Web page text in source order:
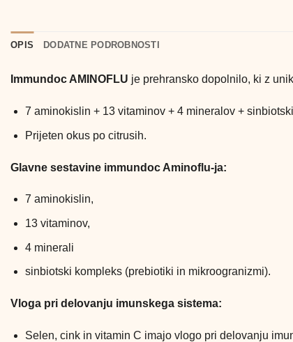
OPIS DODATNE PODROBNOSTI
Immundoc AMINOFLU je prehransko dopolnilo, ki z
7 aminokislin + 13 vitaminov + 4 mineralov +
Prijeten okus po citrusih.
Glavne sestavine immundoc Aminoflu-ja:
7 aminokislin,
13 vitaminov,
4 minerali
sinbiotski kompleks (prebiotiki in mikroogranizmi).
Vloga pri delovanju imunskega sistema:
Selen, cink in vitamin C imajo vlogo pri delovanju